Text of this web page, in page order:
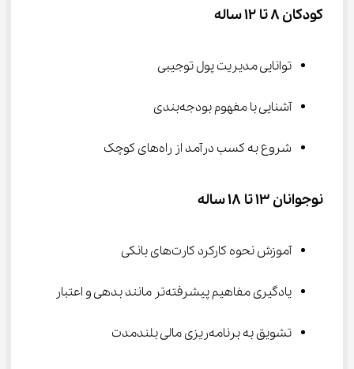
کودکان ۸ تا ۱۲ ساله
توانایی مدیریت پول توجیبی
آشنایی با مفهوم بودجه‌بندی
شروع به کسب درآمد از راه‌های کوچک
نوجوانان ۱۳ تا ۱۸ ساله
آموزش نحوه کارکرد کارت‌های بانکی
یادگیری مفاهیم پیشرفته‌تر مانند بدهی و اعتبار
تشویق به برنامه‌ریزی مالی بلندمدت